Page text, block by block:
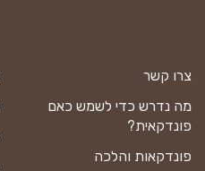
צרו קשר
מה נדרש כדי לשמש כאם
פונדקאית?
פונדקאות והלכה